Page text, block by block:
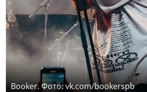
Booker. Фото: vk.com/bookerspb